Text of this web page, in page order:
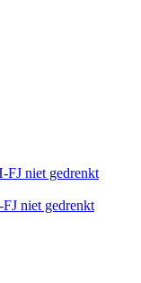
FJ niet gedrenkt
niet gedrenkt